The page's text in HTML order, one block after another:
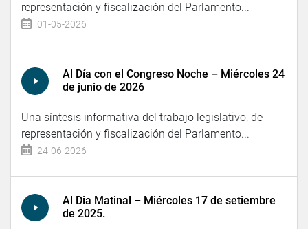
representación y fiscalización del Parlamento...
01-05-2026
Al Día con el Congreso Noche – Miércoles 24
de junio de 2026
Una síntesis informativa del trabajo legislativo, de
representación y fiscalización del Parlamento...
24-06-2026
Al Dia Matinal – Miércoles 17 de setiembre
de 2025.